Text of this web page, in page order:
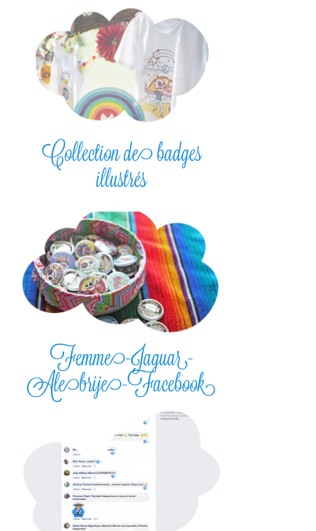
Collection de badges
illustrés
Femme-Jaguar-
Alebrije-Facebook